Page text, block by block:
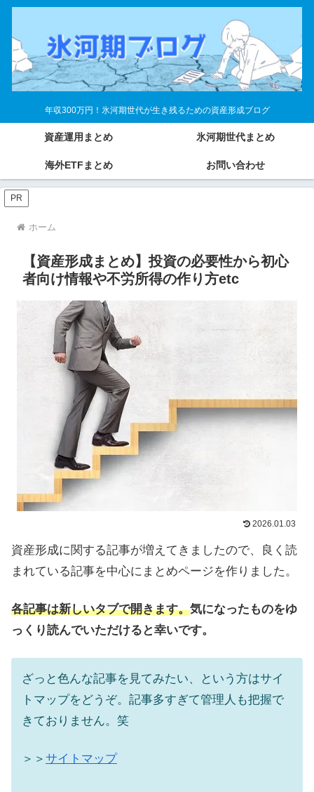
年収300万円！氷河期世代が生き残るための資産形成ブログ
資産運用まとめ 氷河期世代まとめ
海外ETFまとめ お問い合わせ
PR
ホーム
【資産形成まとめ】投資の必要性から初心
者向け情報や不労所得の作り方etc
2026.01.03
資産形成に関する記事が増えてきましたので、良く読
まれている記事を中心にまとめページを作りました。
各記事は新しいタブで開きます。気になったものをゆ
っくり読んでいただけると幸いです。
ざっと色んな記事を見てみたい、という方はサイ
トマップをどうぞ。記事多すぎて管理人も把握で
きておりません。笑
＞＞ サイトマップ